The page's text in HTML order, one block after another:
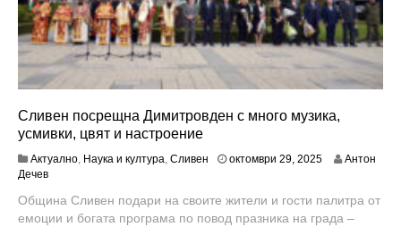
Сливен посрещна Димитровден с много музика,
усмивки, цвят и настроение
Актуално, Наука и култура, Сливен октомври 29, 2025о
о
м
Антон
Дечев
Община Сливен подари на своите жители и гости палитра от
емоции и богата програма по повод празника на града –